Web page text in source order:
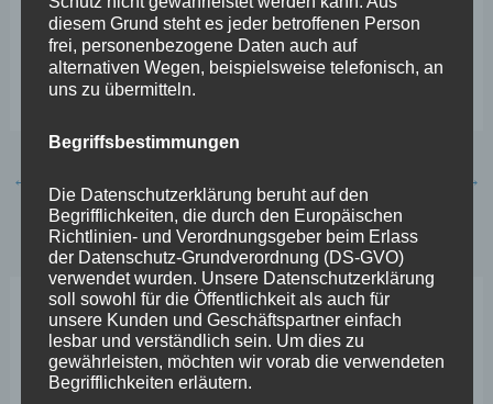
treffend sein kann, wage ich zu bezweifeln.“
Related Images:
← →
Neueste Beiträge
Wefelscheid lehnt Verfassungsänderung ab
diesem Grund steht es jeder betroffenen Person
frei, personenbezogene Daten auch auf
alternativen Wegen, beispielsweise telefonisch, an
uns zu übermitteln.
Begriffsbestimmungen
Die Datenschutzerklärung beruht auf den
Begrifflichkeiten, die durch den Europäischen
Richtlinien- und Verordnungsgeber beim Erlass
der Datenschutz-Grundverordnung (DS-GVO)
verwendet wurden. Unsere Datenschutzerklärung
soll sowohl für die Öffentlichkeit als auch für
unsere Kunden und Geschäftspartner einfach
lesbar und verständlich sein. Um dies zu
gewährleisten, möchten wir vorab die verwendeten
Begrifflichkeiten erläutern.